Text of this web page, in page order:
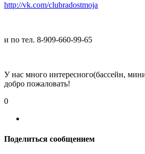
http://vk.com/clubradostmoja
и по тел. 8-909-660-99-65
У нас много интересного(бассейн,
добро пожаловать!
0
Поделиться сообщением